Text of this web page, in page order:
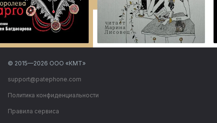
© 2015—2026 ООО «КМТ»
support@patephone.com
Политика конфиденциальности
Правила сервиса